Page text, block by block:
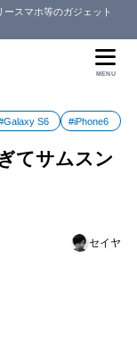
スマホ等のガジェット
MENU
S6 #iPhone6
てサムスン
セイヤ